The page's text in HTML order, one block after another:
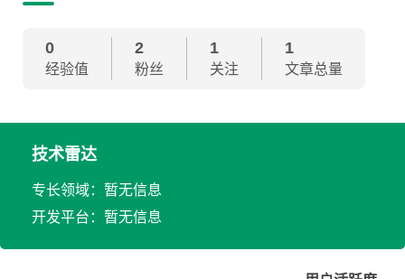
0
经验值
2
粉丝
1
关注
1
文章总量
技术雷达
专长领域：暂无信息
开发平台：暂无信息